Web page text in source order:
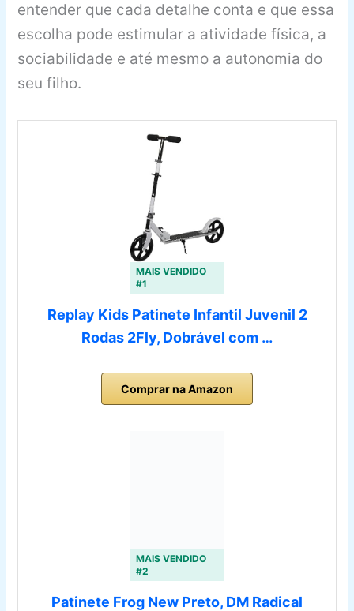
entender que cada detalhe conta e que essa
escolha pode estimular a atividade física, a
sociabilidade e até mesmo a autonomia do
seu filho.
MAIS VENDIDO
#1
Replay Kids Patinete Infantil Juvenil 2
Rodas 2Fly, Dobrável com …
Comprar na Amazon
MAIS VENDIDO
#2
Patinete Frog New Preto, DM Radical